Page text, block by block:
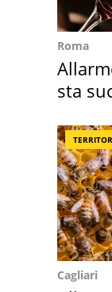
Roma
sta
Cagliari